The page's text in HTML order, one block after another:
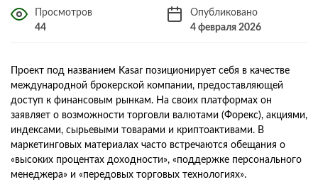
Просмотров
44
Опубликовано
4 февраля 2026
Проект под названием Kasar позиционирует себя в качестве
международной брокерской компании, предоставляющей
доступ к финансовым рынкам. На своих платформах он
заявляет о возможности торговли валютами (Форекс), акциями,
индексами, сырьевыми товарами и криптоактивами. В
маркетинговых материалах часто встречаются обещания о
«высоких процентах доходности», «поддержке персонального
менеджера» и «передовых торговых технологиях».